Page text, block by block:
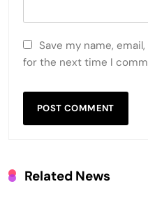
Save my name,
for the next time I
Related News